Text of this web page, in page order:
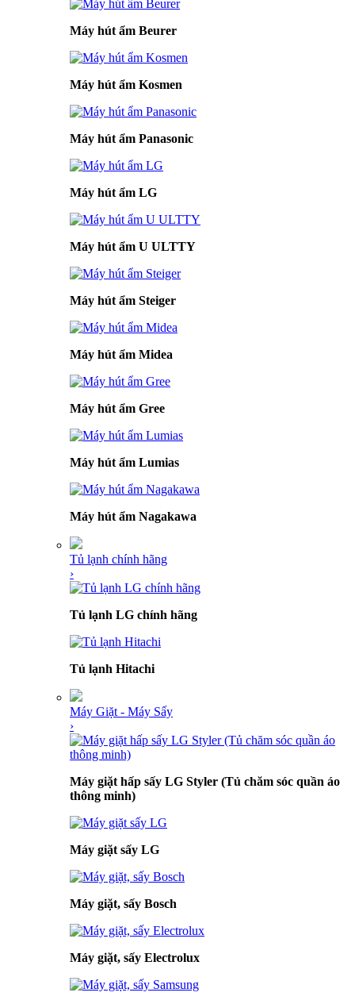
Máy hút ẩm Beurer
Máy hút ẩm Kosmen
Máy hút ẩm Panasonic
Máy hút ẩm LG
Máy hút ẩm U ULTTY
Máy hút ẩm Steiger
Máy hút ẩm Midea
Máy hút ẩm Gree
Máy hút ẩm Lumias
Máy hút ẩm Nagakawa
Tủ lạnh chính hãng
›
Tủ lạnh LG chính hãng
Tủ lạnh Hitachi
Máy Giặt - Máy Sấy
›
Máy giặt hấp sấy LG Styler (Tủ chăm sóc quần áo
thông minh)
Máy giặt sấy LG
Máy giặt, sấy Bosch
Máy giặt, sấy Electrolux